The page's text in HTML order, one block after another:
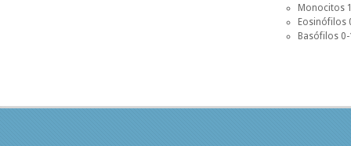
Monocitos
Eosinófilos
Basófilos